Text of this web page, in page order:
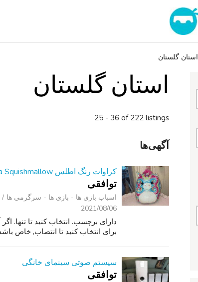
استان گلستان
استان گلستان
25 - 36 of 222 listings
آگهی‌ها
کراوات رنگ اطلس 8a Squishmallow
توافقی
اسباب‌ بازی ها - بازی ها - سرگرمی ‌ها
2021/08/06
برای انتخاب کنید تا انتصاب, خاص
سیستم صوتی سینمای خانگی
توافقی